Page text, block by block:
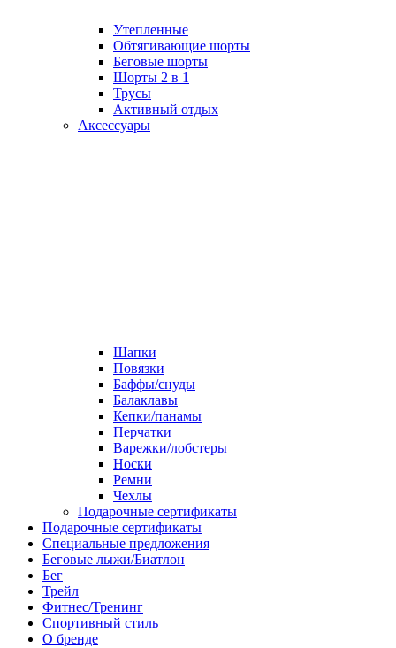
Утепленные
Обтягивающие шорты
Беговые шорты
Шорты 2 в 1
Трусы
Активный отдых
Аксессуары
Шапки
Повязки
Баффы/снуды
Балаклавы
Кепки/панамы
Перчатки
Варежки/лобстеры
Носки
Ремни
Чехлы
Подарочные сертификаты
Подарочные сертификаты
Специальные предложения
Беговые лыжи/Биатлон
Бег
Трейл
Фитнес/Тренинг
Спортивный стиль
О бренде